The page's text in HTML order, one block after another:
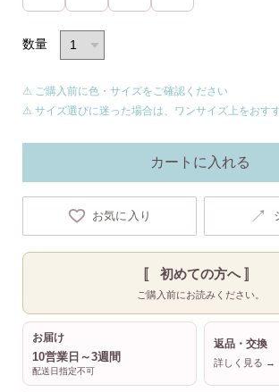
数量
⚠ ご購入前に色・サイズをご確認ください
⚠ サイズ選びに迷った場合は、ワンサイズ上をおす
カートに入れる
お気に入り ↗
〚 初めての方へ 〛
ご購入前にお読みください。
お届け
10営業日～3週間
配送日指定不可
返品・交換
詳しく見る →